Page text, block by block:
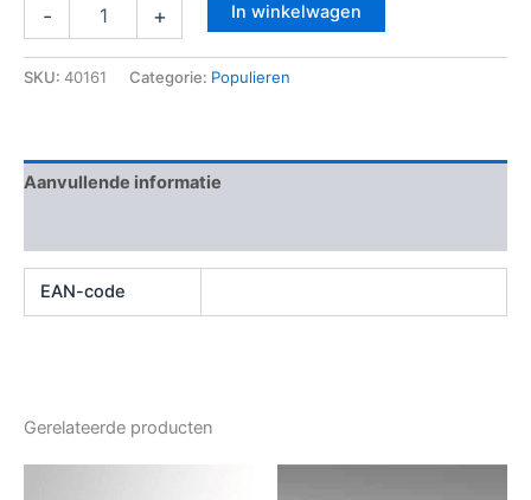
- + In winkelwagen
SKU: 40161 Categorie: Populieren
Aanvullende informatie
EAN-code
Gerelateerde producten